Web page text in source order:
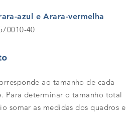
azul e Arara-vermelha
40
ao tamanho de cada
Para determinar o tamanho total
somar as medidas dos quadros e